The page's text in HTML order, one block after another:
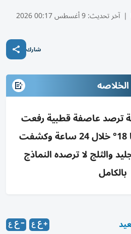
| آخر تحديث:9 أغسطس 00:17 2026
شارك
الخلاصه
ترصد عاصفة قطبية رفعت
حرارة شرق أنتاركتيكا 18° خلال 24 ساعة وكشفت
والثلج لا ترصده النماذج
بالكامل